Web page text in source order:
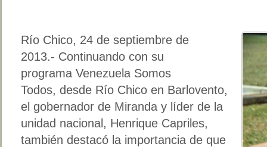
Río Chico, 24 de septiembre de
2013.- Continuando con su
programa Venezuela Somos
Todos, desde Río Chico en Barlovento,
el gobernador de Miranda y líder de la
unidad nacional, Henrique Capriles,
también destacó la importancia de que